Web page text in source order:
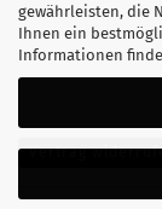
gewährleisten, die
Ihnen ein
Informationen
Vertrag